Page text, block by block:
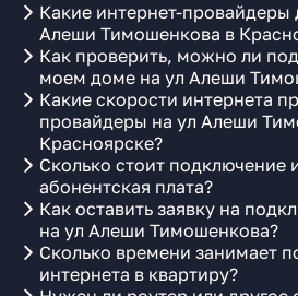
Какие интернет-провайдеры
Алеши Тимошенкова в
Как проверить, можно ли
моем доме на ул Алеши
Какие скорости интернета
провайдеры на ул Алеши
Красноярске?
Сколько стоит подключение
абонентская плата?
Как оставить заявку на
на ул Алеши Тимошенкова?
Сколько времени занимает
интернета в квартиру?